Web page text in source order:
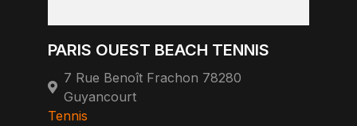
PARIS OUEST BEACH TENNIS
7 Rue Benoît Frachon 78280
Guyancourt
Tennis